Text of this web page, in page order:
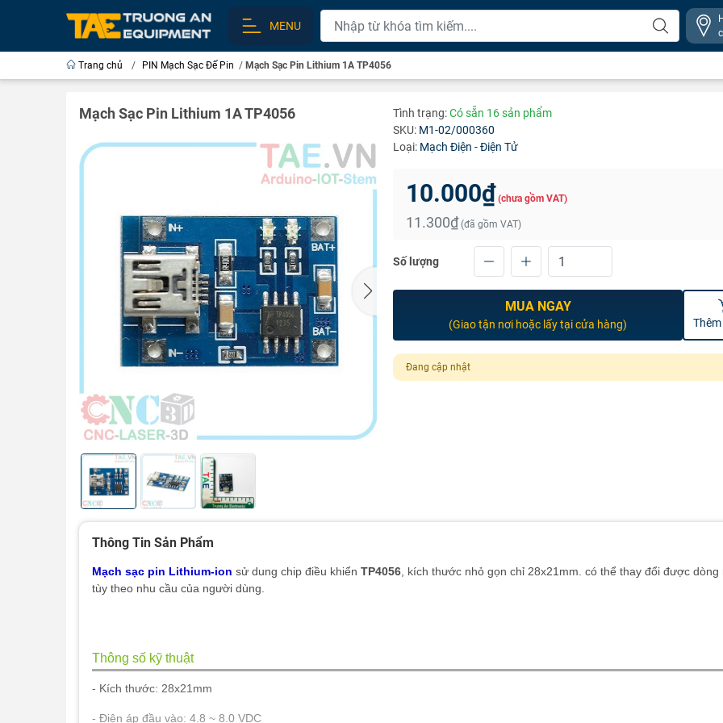
MENU
Trang chủ / PIN Mạch Sạc Đế Pin / Mạch Sạc Pin Lithium 1A TP4056
Mạch Sạc Pin Lithium 1A TP4056 Tình trạng:Có sẵn 16 sản phẩm
SKU: M1-02/000360
Loại: Mạch Điện - Điện Tử
10.000₫ (chưa gồm VAT)
11.300₫ (đã gồm VAT)
Số lượng
MUA NGAY
(Giao tận nơi hoặc lấy tại cửa hàng)
Đang cập nhật
Thông Tin Sản Phẩm
Mạch sạc pin Lithium-ion sử dung chip điều khiển TP4056 , kích thước nhỏ gọn chỉ 28x21mm. có thể thay đổi được dòng
tùy theo nhu cầu của người dùng.
Thông số kỹ thuật
- Kích thước: 28x21mm
- Điện áp đầu vào: 4.8 ~ 8.0 VDC